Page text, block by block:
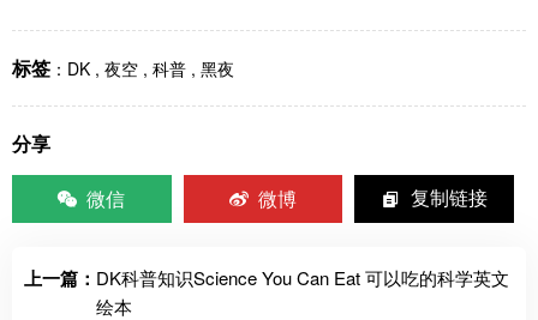
标签 ： DK , 夜空 , 科普 , 黑夜
分享
微信
微博 复制链接
上一篇： DK科普知识Science You Can Eat 可以吃的科学英文
绘本